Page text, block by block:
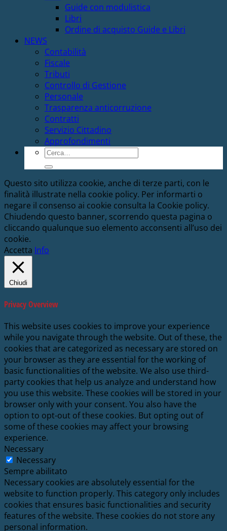
Guide con modulistica
Libri
Ordine di acquisto Guide e Libri
NEWS
Contabilità
Fiscale
Tributi
Controllo di Gestione
Personale
Trasparenza anticorruzione
Contratti
Servizio Cittadino
Approfondimenti
Cerca:
Questo sito utilizza cookie, anche di terze parti, con le
finalità illustrate nella cookie policy. Per informarti o
negare il consenso ai cookie consulta la Cookie policy.
Chiudendo questo banner, scorrendo questa pagina o
cliccando qualunque suo elemento acconsenti all’uso dei
cookie.
Accetta Info
Chiudi
Privacy Overview
This website uses cookies to improve your experience
while you navigate through the website. Out of these, the
cookies that are categorized as necessary are stored on
your browser as they are essential for the working of
basic functionalities of the website. We also use third-
party cookies that help us analyze and understand how
you use this website. These cookies will be stored in your
browser only with your consent. You also have the
option to opt-out of these cookies. But opting out of
some of these cookies may affect your browsing
experience.
Necessary
Necessary
Sempre abilitato
Necessary cookies are absolutely essential for the
website to function properly. This category only includes
cookies that ensures basic functionalities and security
features of the website. These cookies do not store any
personal information.